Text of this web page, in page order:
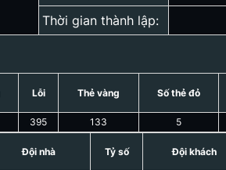
Thời gian thành lập:
Lỗi
395
Thẻ vàng
133
Số thẻ đỏ
5
Đội nhà Tỷ số Đội khách